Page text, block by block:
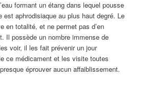
formant un étang dans lequel pousse
est aphrodisiaque au plus haut degré. Le
en totalité, et ne permet pas d’en
Il possède un nombre immense de
voir, il les fait prévenir un jour
ce médicament et les visite toutes
éprouver aucun affaiblissement.